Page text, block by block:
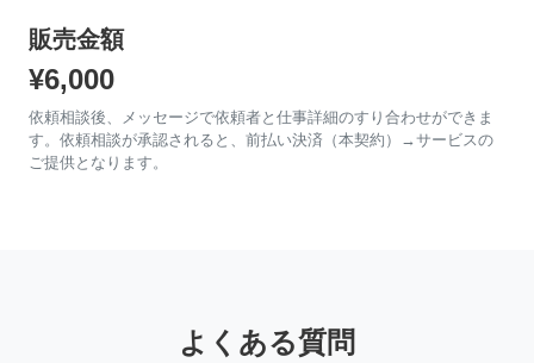
販売金額
¥6,000
依頼相談後、メッセージで依頼者と仕事詳細のすり合わせができま
す。依頼相談が承認されると、前払い決済（本契約）→サービスの
ご提供となります。
よくある質問